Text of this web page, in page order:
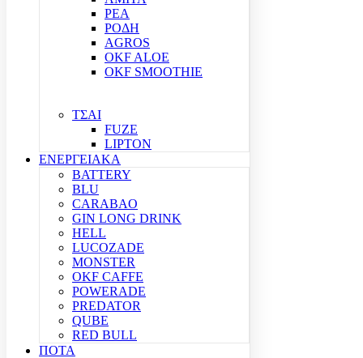
ΡΕΑ
ΡΟΔΗ
AGROS
OKF ALOE
OKF SMOOTHIE
ΤΣΑΙ
FUZE
LIPTON
ΕΝΕΡΓΕΙΑΚΑ
BATTERY
BLU
CARABAO
GIN LONG DRINK
HELL
LUCOZADE
MONSTER
OKF CAFFE
POWERADE
PREDATOR
QUBE
RED BULL
ΠΟΤΑ